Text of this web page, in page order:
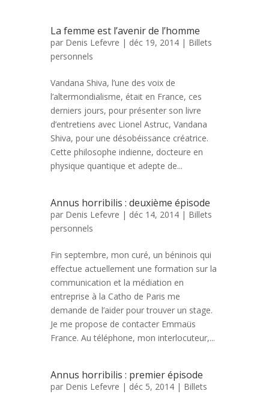
La femme est l’avenir de l’homme
par Denis Lefevre | déc 19, 2014 | Billets
personnels
Vandana Shiva, l’une des voix de
l’altermondialisme, était en France, ces
derniers jours, pour présenter son livre
d’entretiens avec Lionel Astruc, Vandana
Shiva, pour une désobéissance créatrice.
Cette philosophe indienne, docteure en
physique quantique et adepte de...
Annus horribilis : deuxième épisode
par Denis Lefevre | déc 14, 2014 | Billets
personnels
Fin septembre, mon curé, un béninois qui
effectue actuellement une formation sur la
communication et la médiation en
entreprise à la Catho de Paris me
demande de l’aider pour trouver un stage.
Je me propose de contacter Emmaüs
France. Au téléphone, mon interlocuteur,...
Annus horribilis : premier épisode
par Denis Lefevre | déc 5, 2014 | Billets